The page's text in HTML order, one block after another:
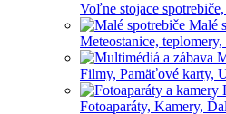
Voľne stojace spotrebiče,
Malé
Meteostanice, teplomery,
Filmy, Pamäťové karty,
Fotoaparáty, Kamery,